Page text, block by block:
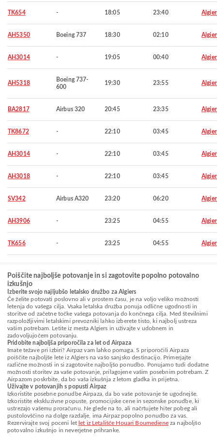
TK654 - 18:05 23:40
AH5350 Boeing 737 18:30 02:10
AH3014 - 19:05 00:40
AH5318
Boeing 737-
600
19:30 23:55
BA2817 Airbus 320 20:45 23:35
TK8672 - 22:10 03:45
AH3014 - 22:10 03:45
AH3018 - 22:10 03:45
SV342 Airbus A320 23:20 06:20
AH3906 - 23:25 04:55
TK656 - 23:25 04:55
Poiščite najboljše potovanje in si zagotovite popolno potovalno
izkušnjo
Izberite svojo najljubšo letalsko družbo za Algiers
Če želite potovati poslovno ali v prostem času, je na voljo veliko možnosti
letenja do vašega cilja. Vsaka letalska družba ponuja odlične ugodnosti in
storitve od začetne točke vašega potovanja do končnega cilja. Med številnimi
razpoložljivimi letalskimi prevozniki lahko izberete tisto, ki najbolj ustreza
vašim potrebam. Letite iz mesta Algiers in uživajte v udobnem in
zadovoljujočem potovanju.
Pridobite najboljša priporočila za let od Airpaza
Imate težave pri izbiri? Airpaz vam lahko pomaga. S priporočili Airpaza
poiščite najboljše lete iz Algiers na vašo sanjsko destinacijo. Primerjajte
različne možnosti in si zagotovite najboljšo ponudbo. Ponujamo tudi dodatne
možnosti storitev za vaše potovanje, prilagojene vašim posebnim potrebam. Z
Airpazom poskrbite, da bo vaša izkušnja z letom gladka in prijetna.
Uživajte v potovanjih s popusti Airpaz
Izkoristite posebne ponudbe Airpaza, da bo vaše potovanje še ugodnejše.
Izkoristite ekskluzivne popuste, promocijske cene in sezonske ponudbe, ki
ustrezajo vašemu proračunu. Ne glede na to, ali načrtujete hiter pobeg ali
pustolovščino na dolge razdalje, ima Airpaz popolno ponudbo za vas.
Rezervirajte svoj poceni let let iz Letališče Houari Boumedieneza najboljšo
potovalno izkušnjo in neverjetne prihranke.